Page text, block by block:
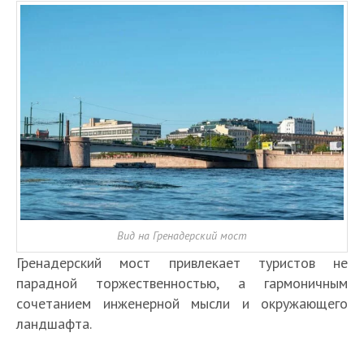
Вид на Гренадерский мост
Гренадерский мост привлекает туристов не
парадной торжественностью, а гармоничным
сочетанием инженерной мысли и окружающего
ландшафта.